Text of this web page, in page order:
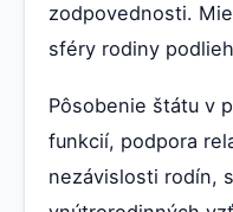
zodpovednosti.
sféry rodiny
Pôsobenie štátu v
funkcií, podpora
nezávislosti rodín,